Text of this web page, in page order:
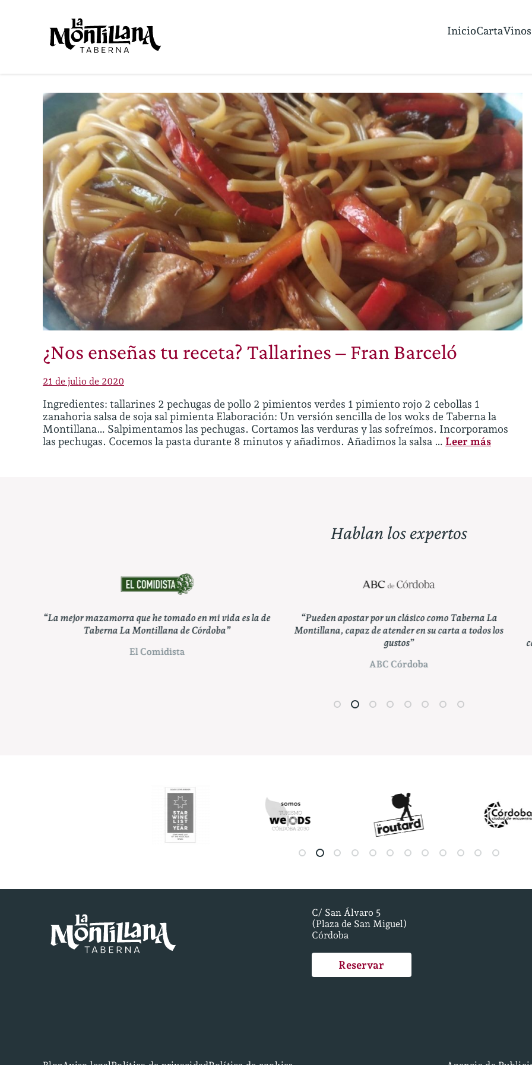
InicioCartaVinos
¿Nos enseñas tu receta? Tallarines – Fran Barceló
21 de julio de 2020
Ingredientes: tallarines 2 pechugas de pollo 2 pimientos verdes 1 pimiento rojo 2 cebollas 1
zanahoria salsa de soja sal pimienta Elaboración: Un versión sencilla de los woks de Taberna la
Montillana… Salpimentamos las pechugas. Cortamos las verduras y las sofreímos. Incorporamos
las pechugas. Cocemos la pasta durante 8 minutos y añadimos. Añadimos la salsa … Leer más
Hablan los expertos
“Pueden apostar por un clásico como Taberna La
Montillana, capaz de atender en su carta a todos los
“De un establecimiento con tal nombre no se puede
esperar otra cosa que la máxima representación de los
caldos de la Denominación de Origen Montilla-Moriles.”
ABC Córdoba
C/ San Álvaro 5
(Plaza de San Miguel)
Córdoba
Reservar